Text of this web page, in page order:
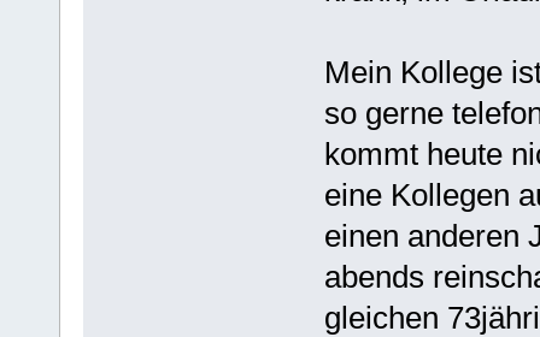
Mein Kollege
so gerne
kommt heute
eine Kollegen
einen anderen
abends
gleichen